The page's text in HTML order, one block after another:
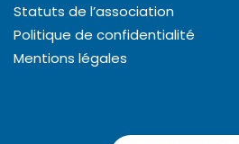
Statuts de l’association
Politique de confidentialité
Mentions légales